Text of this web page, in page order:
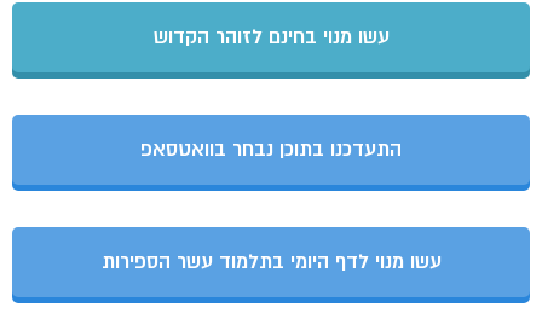
עשו מנוי בחינם לזוהר הקדוש
התעדכנו בתוכן נבחר בוואטסאפ
עשו מנוי לדף היומי בתלמוד עשר הספירות